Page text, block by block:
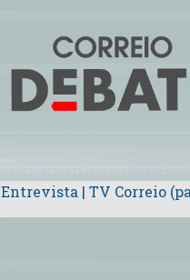
Entrevista | TV Correio